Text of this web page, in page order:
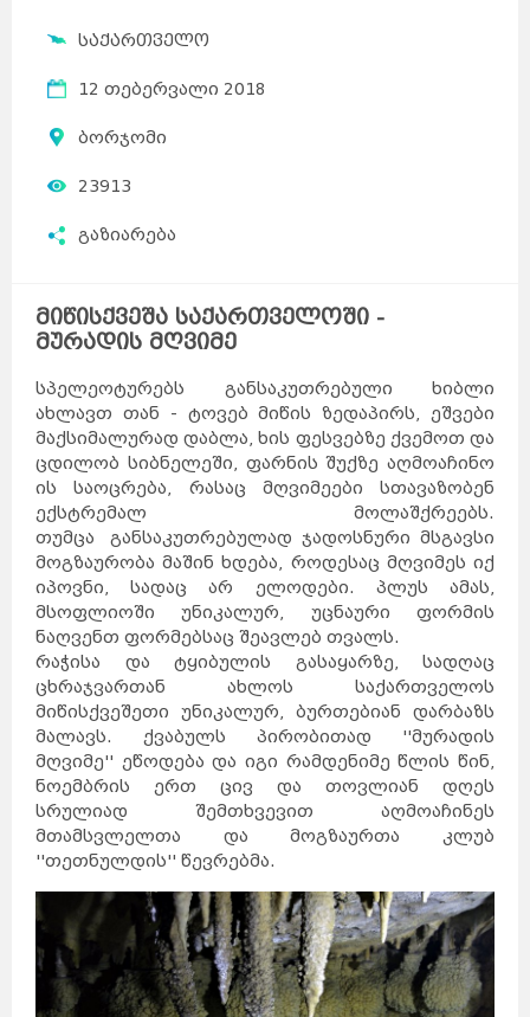
საქართველო
12 თებერვალი 2018
ბორჯომი
23913
გაზიარება
მიწისქვეშა საქართველოში -
მურადის მღვიმე
სპელეოტურებს განსაკუთრებული ხიბლი
ახლავთ თან - ტოვებ მიწის ზედაპირს, ეშვები
მაქსიმალურად დაბლა, ხის ფესვებზე ქვემოთ და
ცდილობ სიბნელეში, ფარნის შუქზე აღმოაჩინო
ის საოცრება, რასაც მღვიმეები სთავაზობენ
ექსტრემალ მოლაშქრეებს.
თუმცა განსაკუთრებულად ჯადოსნური მსგავსი
მოგზაურობა მაშინ ხდება, როდესაც მღვიმეს იქ
იპოვნი, სადაც არ ელოდები. პლუს ამას,
მსოფლიოში უნიკალურ, უცნაური ფორმის
ნაღვენთ ფორმებსაც შეავლებ თვალს.
რაჭისა და ტყიბულის გასაყარზე, სადღაც
ცხრაჯვართან ახლოს საქართველოს
მიწისქვეშეთი უნიკალურ, ბურთებიან დარბაზს
მალავს. ქვაბულს პირობითად ''მურადის
მღვიმე'' ეწოდება და იგი რამდენიმე წლის წინ,
ნოემბრის ერთ ცივ და თოვლიან დღეს
სრულიად შემთხვევით აღმოაჩინეს
მთამსვლელთა და მოგზაურთა კლუბ
''თეთნულდის'' წევრებმა.